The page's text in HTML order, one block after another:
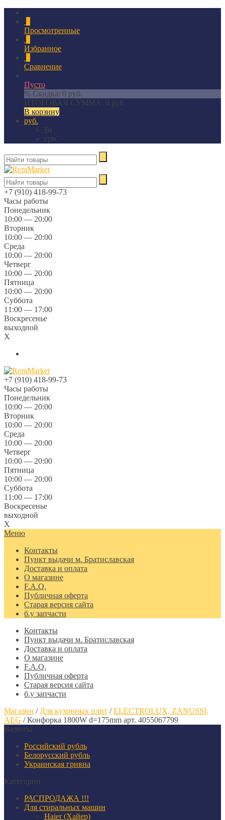
Просмотренные
Избранное
Сравнение
Пусто
% Скидка: 0 руб.
ИТОГОВАЯ СУММА: 0 руб.
В корзину
руб.
Br
грн.
+7 (910) 418-99-73
Часы работы
Понедельник
10:00 — 20:00
Вторник
10:00 — 20:00
Среда
10:00 — 20:00
Четверг
10:00 — 20:00
Пятница
10:00 — 20:00
Суббота
11:00 — 17:00
Воскресенье
выходной
X
+7 (910) 418-99-73
Часы работы
Понедельник
10:00 — 20:00
Вторник
10:00 — 20:00
Среда
10:00 — 20:00
Четверг
10:00 — 20:00
Пятница
10:00 — 20:00
Суббота
11:00 — 17:00
Воскресенье
выходной
X
Меню
Контакты
Пункт выдачи м. Братиславская
Доставка и оплата
О магазине
F.A.Q.
Публичная оферта
Старая версия сайта
б.у запчасти
Контакты
Пункт выдачи м. Братиславская
Доставка и оплата
О магазине
F.A.Q.
Публичная оферта
Старая версия сайта
б.у запчасти
Магазин / Для кухонных плит /ELECTROLUX, ZANUSSI,
AEG /Конфорка 1800W d=175mm арт. 4055067799
Валюты
Российский рубль
Белорусский рубль
Украинская гривна
Категории
РАСПРОДАЖА !!!
Для стиральных машин
Haier (Хайер)